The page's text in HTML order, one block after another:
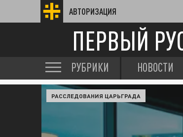
АВТОРИЗАЦИЯ
ПЕРВЫЙ
РУБРИКИ НОВОСТИ
РАССЛЕДОВАНИЯ ЦАРЬГРАДА